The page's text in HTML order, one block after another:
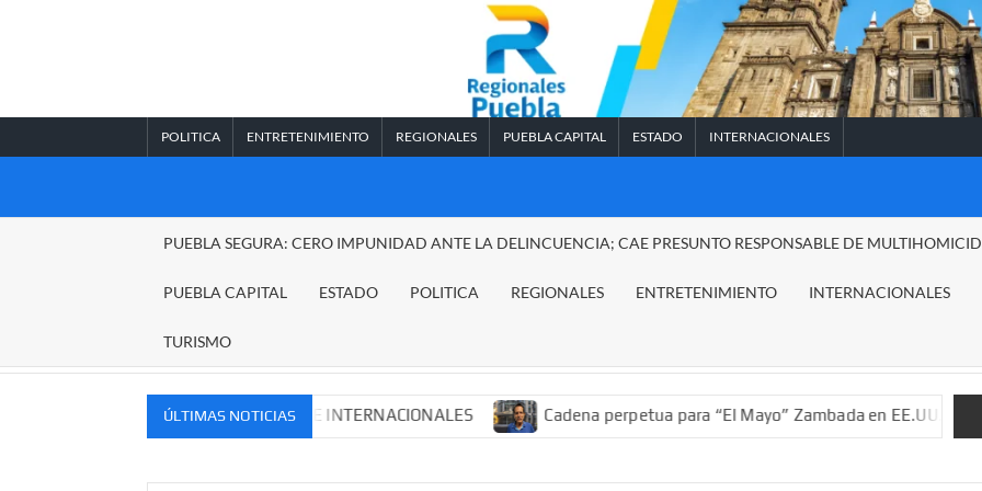
POLITICA ENTRETENIMIENTO REGIONALES PUEBLA CAPITAL ESTADO INTERNACIONALES
REGIONALES
PUEBLA SEGURA: CERO IMPUNIDAD ANTE LA DELINCUENCIA; CAE PRESUNTO RESPONSABLE DE
PUEBLA CAPITAL ESTADO POLITICA REGIONALES ENTRETENIMIENTO INTERNACIONALES
TURISMO
ÚLTIMAS NOTICIAS
MERCADOS NACIONALES E INTERNACIONALES Cadena perpetua para “El Mayo” Zambada en EE.UU.; ordenan